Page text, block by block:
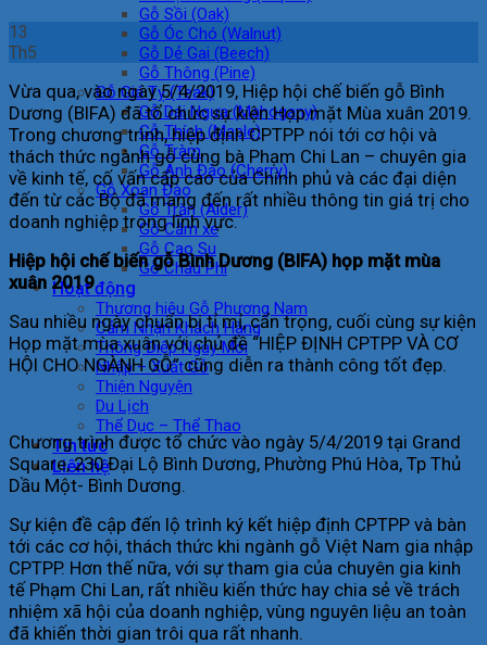
Gỗ Sồi (Oak)
Gỗ Óc Chó (Walnut)
Gỗ Dẻ Gai (Beech)
Gỗ Thông (Pine)
Gỗ Giá Tỵ (Teak)
Gỗ Dái Ngựa (Mahogany)
Gỗ Thích (Maple)
Gỗ Tràm
Gỗ Anh Đào (Cherry)
Gỗ Xoan Đào
Gỗ Trăn (Alder)
Gỗ Căm xe
Gỗ Cao Su
Gỗ Châu Phi
Hoạt động
Thương hiệu Gỗ Phương Nam
Cảm Nhận Khách Hàng
Thông Điệp Ngày Mới
Nhập – Xuất Gỗ
Thiện Nguyện
Du Lịch
Thể Dục – Thể Thao
Tin tức
Liên hệ
13
Th5
Vừa qua, vào ngày 5/4/2019, Hiệp hội chế biến gỗ Bình
Dương (BIFA) đã tổ chức sự kiện Họp mặt Mùa xuân 2019.
Trong chương trình, hiệp định CPTPP nói tới cơ hội và
thách thức ngành gỗ cùng bà Phạm Chi Lan – chuyên gia
về kinh tế, cố vấn cấp cao của Chính phủ và các đại diện
đến từ các Bộ đã mang đến rất nhiều thông tin giá trị cho
doanh nghiệp trong lĩnh vực.
Hiệp hội chế biến gỗ Bình Dương (BIFA) họp mặt mùa
xuân 2019
Sau nhiều ngày chuẩn bị tỉ mỉ, cẩn trọng, cuối cùng sự kiện
Họp mặt mùa xuân với chủ đề “HIỆP ĐỊNH CPTPP VÀ CƠ
HỘI CHO NGÀNH GỖ” cũng diễn ra thành công tốt đẹp.
Chương trình được tổ chức vào ngày 5/4/2019 tại Grand
Square, 230 Đại Lộ Bình Dương, Phường Phú Hòa, Tp Thủ
Dầu Một- Bình Dương.
Sự kiện đề cập đến lộ trình ký kết hiệp định CPTPP và bàn
tới các cơ hội, thách thức khi ngành gỗ Việt Nam gia nhập
CPTPP. Hơn thế nữa, với sự tham gia của chuyên gia kinh
tế Phạm Chi Lan, rất nhiều kiến thức hay chia sẻ về trách
nhiệm xã hội của doanh nghiệp, vùng nguyên liệu an toàn
đã khiến thời gian trôi qua rất nhanh.